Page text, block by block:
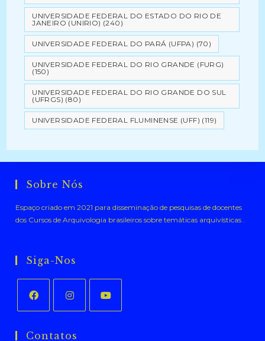
UNIVERSIDADE FEDERAL DO ESTADO DO RIO DE
JANEIRO (UNIRIO) (240)
UNIVERSIDADE FEDERAL DO PARÁ (UFPA) (70)
UNIVERSIDADE FEDERAL DO RIO GRANDE (FURG)
(150)
UNIVERSIDADE FEDERAL DO RIO GRANDE DO SUL
(UFRGS) (80)
UNIVERSIDADE FEDERAL FLUMINENSE (UFF) (119)
Sobre Nós
Espaço criado em 2021 para disseminação de pesquisas de docentes
dos Cursos de Arquivologia brasileiros sobre temáticas arquivísticas .
Siga-Nos
em
em
Contatos